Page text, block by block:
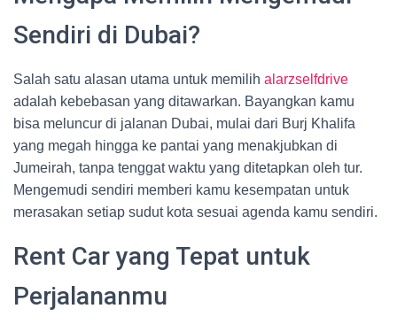
Sendiri di Dubai?
Salah satu alasan utama untuk memilih alarzselfdrive
adalah kebebasan yang ditawarkan. Bayangkan kamu
bisa meluncur di jalanan Dubai, mulai dari Burj Khalifa
yang megah hingga ke pantai yang menakjubkan di
Jumeirah, tanpa tenggat waktu yang ditetapkan oleh tur.
Mengemudi sendiri memberi kamu kesempatan untuk
merasakan setiap sudut kota sesuai agenda kamu sendiri.
Rent Car yang Tepat untuk
Perjalananmu